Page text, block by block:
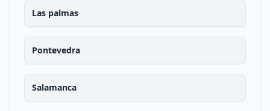
Las palmas
Pontevedra
Salamanca